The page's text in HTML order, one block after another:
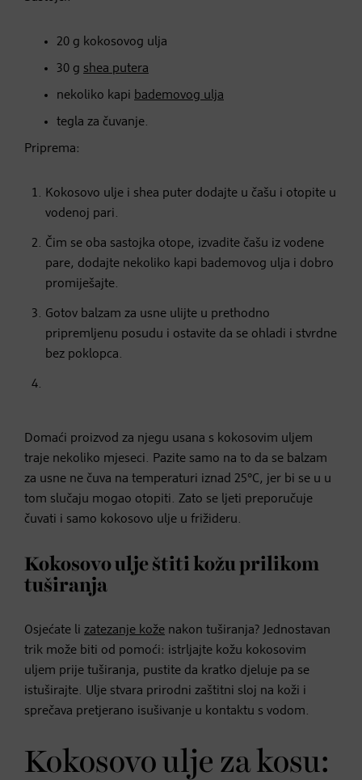
20 g kokosovog ulja
30 g shea putera
nekoliko kapi bademovog ulja
tegla za čuvanje.
Priprema:
Kokosovo ulje i shea puter dodajte u čašu i otopite u
vodenoj pari.
Čim se oba sastojka otope, izvadite čašu iz vodene
pare, dodajte nekoliko kapi bademovog ulja i dobro
promiješajte.
Gotov balzam za usne ulijte u prethodno
pripremljenu posudu i ostavite da se ohladi i stvrdne
bez poklopca.
Domaći proizvod za njegu usana s kokosovim uljem
traje nekoliko mjeseci. Pazite samo na to da se balzam
za usne ne čuva na temperaturi iznad 25°C, jer bi se u u
tom slučaju mogao otopiti. Zato se ljeti preporučuje
čuvati i samo kokosovo ulje u frižideru.
Kokosovo ulje štiti kožu prilikom
tuširanja
Osjećate li zatezanje kože nakon tuširanja? Jednostavan
trik može biti od pomoći: istrljajte kožu kokosovim
uljem prije tuširanja, pustite da kratko djeluje pa se
istuširajte. Ulje stvara prirodni zaštitni sloj na koži i
sprečava pretjerano isušivanje u kontaktu s vodom.
Kokosovo ulje za kosu: